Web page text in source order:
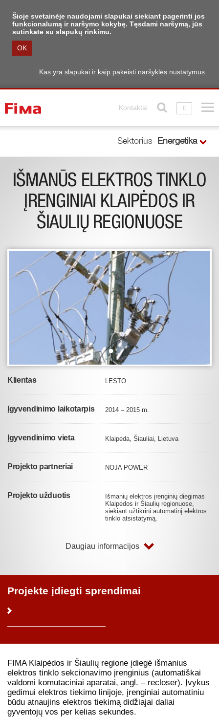
Šioje svetainėje naudojami slapukai siekiant pagerinti jos
funkcionalumą ir naršymo kokybę. Tęsdami naršymą, jūs
sutinkate su slapukų rinkimu.
OK
Kas yra slapukai ir kaip pakeisti naršyklės nustatymus.
Kontaktai lt
Sektorius Energetika
IŠMANŪS ELEKTROS TINKLO
ĮRENGINIAI KLAIPĖDOS IR
ŠIAULIŲ REGIONUOSE
Klientas LESTO
Įgyvendinimo laikotarpis 2014 – 2015 m.
Įgyvendinimo vieta Klaipėda, Šiauliai, Lietuva
Projekto partneriai NOJA POWER
Projekto užduotis
Išmanių elektros įrenginių diegimas
Klaipėdos ir Šiaulių regionuose,
siekiant užtikrini automatinį elektros
tinklo atsistatymą.
Daugiau informacijos
Projekte įdiegti sprendimai
FIMA Klaipėdos ir Šiaulių regione įdiegė išmanius
elektros tinklo sekcionavimo įrenginius (automatiškai
valdomi komutaciniai aparatai, angl. – recloser). Įvykus
gedimui elektros tiekimo linijoje, įrenginiai automatiniu
būdu atnaujins elektros tiekimą didžiajai daliai
gyventojų vos per kelias sekundes.